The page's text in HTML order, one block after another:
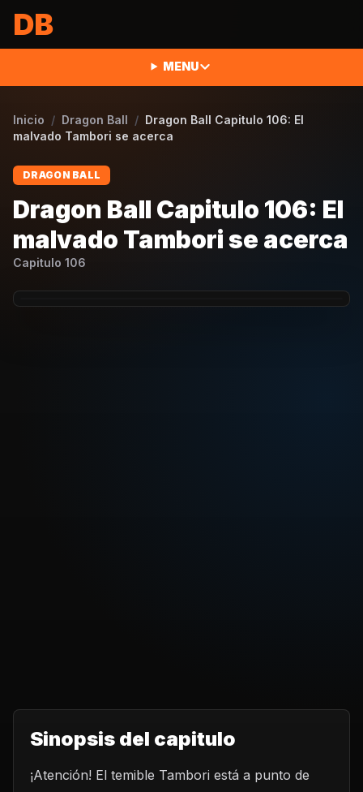
DB
MENU
Inicio / Dragon Ball / Dragon Ball Capitulo 106: El
malvado Tambori se acerca
DRAGON BALL
Dragon Ball Capitulo 106: El
malvado Tambori se acerca
Capitulo 106
Sinopsis del capitulo
¡Atención! El temible Tambori está a punto de